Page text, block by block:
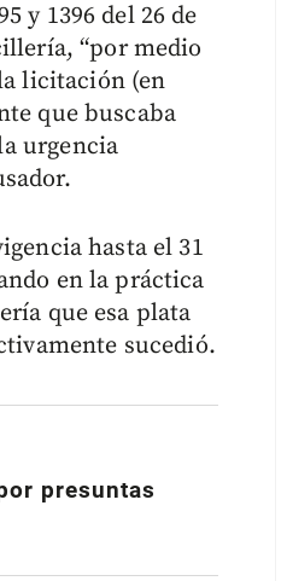
y 1396 del 26 de
“por medio
licitación (en
que buscaba
urgencia
hasta el 31
en la práctica
que esa plata
sucedió.
presuntas